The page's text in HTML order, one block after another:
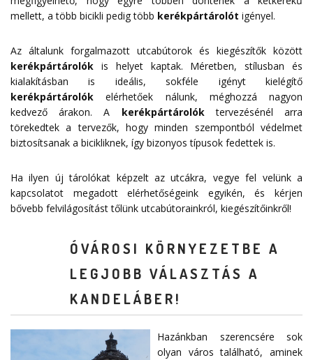
mellett, a több bicikli pedig több kerékpártárolót igényel.
Az általunk forgalmazott utcabútorok és kiegészítők között
kerékpártárolók is helyet kaptak. Méretben, stílusban és
kialakításban is ideális, sokféle igényt kielégítő
kerékpártárolók elérhetőek nálunk, méghozzá nagyon
kedvező árakon. A kerékpártárolóktervezésénél arra
törekedtek a tervezők, hogy minden szempontból védelmet
biztosítsanak a bicikliknek, így bizonyos típusok fedettek is.
Ha ilyen új tárolókat képzelt az utcákra, vegye fel velünk a
kapcsolatot megadottelérhetőségeink egyikén, és kérjen
bővebb felvilágosítást tőlünk utcabútorainkról, kiegészítőinkről!
ÓVÁROSI KÖRNYEZETBE A
LEGJOBB VÁLASZTÁS A
KANDELÁBER!
Hazánkban szerencsére sok
olyan város található, aminek